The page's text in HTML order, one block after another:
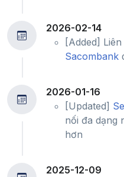
2026-02-14
[Added]
Sacombank
2026-01-16
[Updated]
nối đa dạng
hơn
2025-12-09